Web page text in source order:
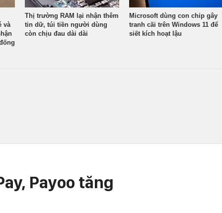
và
Thị trường RAM lại nhận thêm
tin dữ, túi tiền người dùng
còn chịu đau dài dài
Microsoft dùng con chip gây
tranh cãi trên Windows 11 để
siết kích hoạt lậu
Payoo tăng